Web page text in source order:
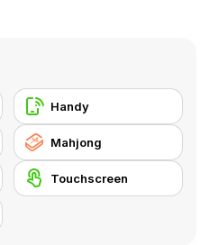
Handy
Mahjong
Touchscreen